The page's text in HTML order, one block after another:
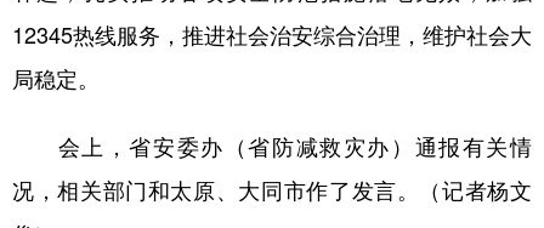
12345热线服务，推进社会治安综合治理，维护社会大
局稳定。
会上，省安委办（省防减救灾办）通报有关情
况，相关部门和太原、大同市作了发言。（记者杨文